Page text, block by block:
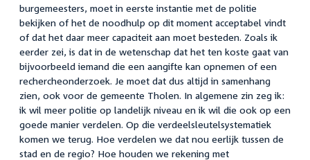
burgemeesters, moet in eerste instantie met de politie
bekijken of het de noodhulp op dit moment acceptabel vindt
of dat het daar meer capaciteit aan moet besteden. Zoals ik
eerder zei, is dat in de wetenschap dat het ten koste gaat van
bijvoorbeeld iemand die een aangifte kan opnemen of een
rechercheonderzoek. Je moet dat dus altijd in samenhang
zien, ook voor de gemeente Tholen. In algemene zin zeg ik:
ik wil meer politie op landelijk niveau en ik wil die ook op een
goede manier verdelen. Op die verdeelsleutelsystematiek
komen we terug. Hoe verdelen we dat nou eerlijk tussen de
stad en de regio? Hoe houden we rekening met